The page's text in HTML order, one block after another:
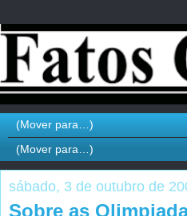
sábado, 3 de outubro de
Sobre as